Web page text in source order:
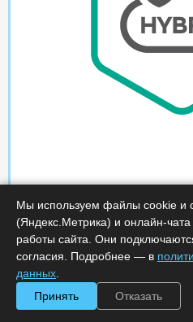
Характеристики
Мы используем файлы cookie и
(Яндекс.Метрика) и онлайн-
работы сайта. Они
согласия. Подробнее — в
данных
Принять
Отказать